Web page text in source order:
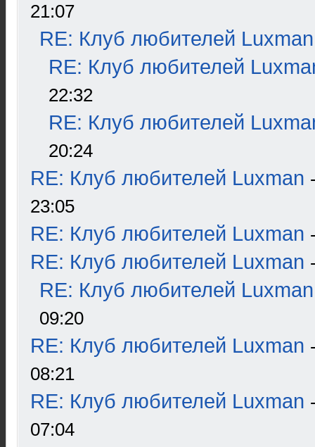
21:07
RE: Клуб любителей Luxman
RE: Клуб любителей
22:32
RE: Клуб любителей
20:24
RE: Клуб любителей Luxman
23:05
RE: Клуб любителей Luxman
RE: Клуб любителей Luxman
RE: Клуб любителей Luxman
09:20
RE: Клуб любителей Luxman
08:21
RE: Клуб любителей Luxman
07:04